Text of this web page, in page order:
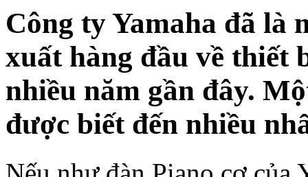
Công ty Yamaha đã là
xuất hàng đầu về thiết
nhiều năm gần đây.
được biết đến nhiều